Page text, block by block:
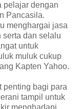
pelajar dengan
Pancasila.
menghargai jasa
serta dan selalu
untuk
muluk cukup
Kapten Yahoo.
penting bagi para
tampil untuk